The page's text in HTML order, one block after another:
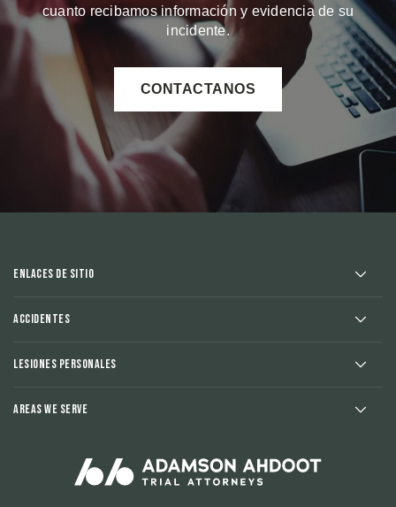
cuanto recibamos información y evidencia de su
incidente.
CONTACTANOS
Enlaces de sitio
Accidentes
Lesiones Personales
Areas We Serve